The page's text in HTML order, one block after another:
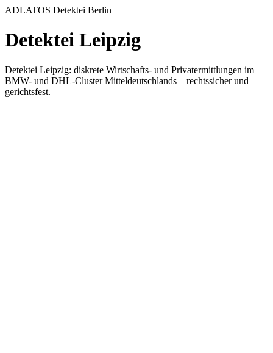
ADLATOS Detektei Berlin
Detektei Leipzig
Detektei Leipzig: diskrete Wirtschafts- und Privatermittlungen im
BMW- und DHL-Cluster Mitteldeutschlands – rechtssicher und
gerichtsfest.